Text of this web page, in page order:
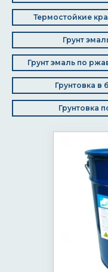
Термостойкие
Грунт
Грунт эмаль по
Грунтовка в
Грунтовка